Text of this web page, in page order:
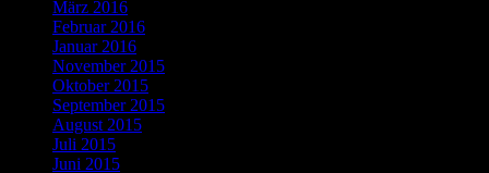
März 2016
Februar 2016
Januar 2016
November 2015
Oktober 2015
September 2015
August 2015
Juli 2015
Juni 2015